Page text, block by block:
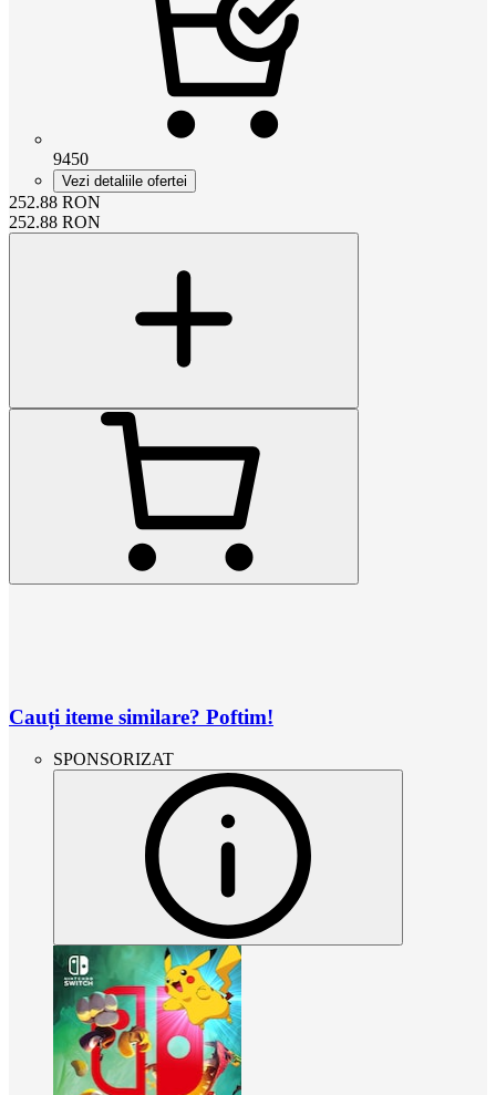
9450
Vezi detaliile ofertei
252.88 RON
252.88 RON
Cauți iteme similare? Poftim!
SPONSORIZAT